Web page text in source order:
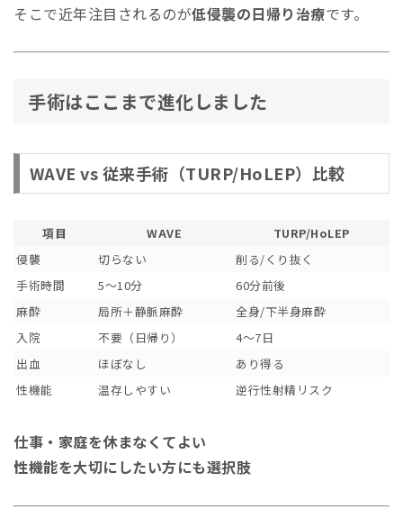
そこで近年注目されるのが低侵襲の日帰り治療です。
手術はここまで進化しました
WAVE vs 従来手術（TURP/HoLEP）比較
項目 WAVE
TURP/HoLEP
侵襲
切らない
削る/くり抜く
手術時間
5〜10分
60分前後
麻酔
局所＋静脈麻酔
全身/下半身麻酔
入院
不要（日帰り）
4〜7日
出血
ほぼなし
あり得る
性機能
温存しやすい 逆行性射精リスク
仕事・家庭を休まなくてよい
性機能を大切にしたい方にも選択肢